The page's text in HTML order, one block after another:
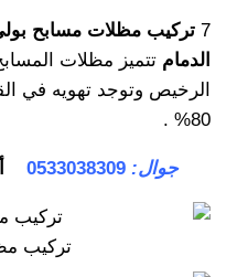
7 تركيب مظلات مسابح
الدمام تتميز مظلات
الرخيص وتوجد تهويه في
80% .
جوال: 0533038309
تركيب